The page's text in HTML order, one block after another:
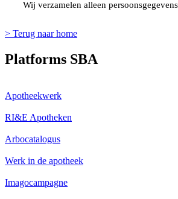
Wij verzamelen alleen
> Terug naar home
Platforms SBA
Apotheekwerk
RI&E Apotheken
Arbocatalogus
Werk in de apotheek
Imagocampagne